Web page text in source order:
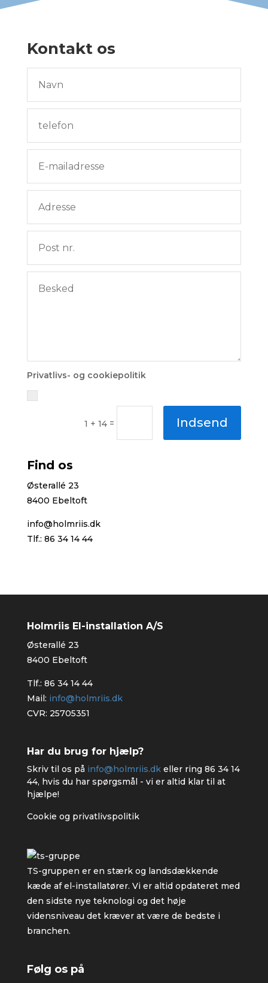
Kontakt os
Privatlivs- og cookiepolitik
1 + 14 = Indsend
Find os
Østerallé 23
8400 Ebeltoft
info@holmriis.dk
Tlf.: 86 34 14 44
Holmriis El-installation A/S
Østerallé 23
8400 Ebeltoft
Tlf.: 86 34 14 44
Mail: info@holmriis.dk
CVR: 25705351
Har du brug for hjælp?
Skriv til os på info@holmriis.dkeller ring 86 34 14
44, hvis du har spørgsmål - vi er altid klar til at
hjælpe!
Cookie og privatlivspolitik
TS-gruppen er en stærk og landsdækkende
kæde af el-installatører. Vi er altid opdateret med
den sidste nye teknologi og det høje
vidensniveau det kræver at være de bedste i
branchen.
Følg os på